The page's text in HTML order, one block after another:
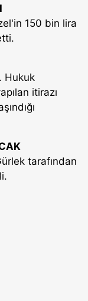
150 bin lira
Hukuk
itirazı
tarafından